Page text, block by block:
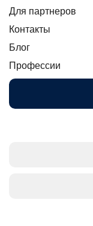
Для партнеров
Контакты
Блог
Профессии